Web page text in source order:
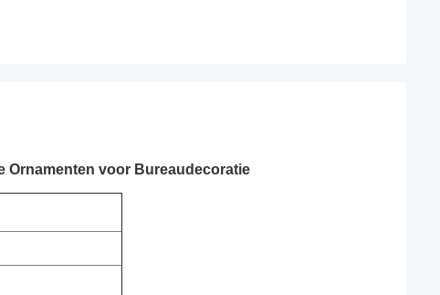
Ornamenten voor Bureaudecoratie